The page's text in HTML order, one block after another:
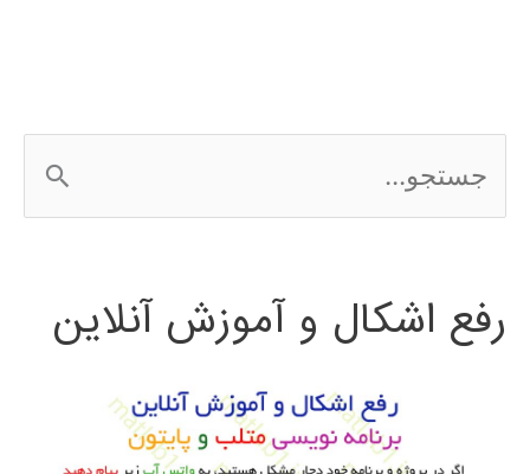
س
ج
رفع اشکال و آموزش آنلاین